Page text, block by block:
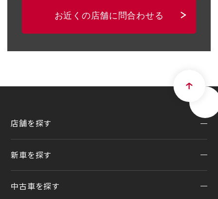
お近くの店舗に問合わせる
店舗を探す
地域から探す
店舗リニューアル情報
新車を探す
試乗車・展示車検索
中古車を探す